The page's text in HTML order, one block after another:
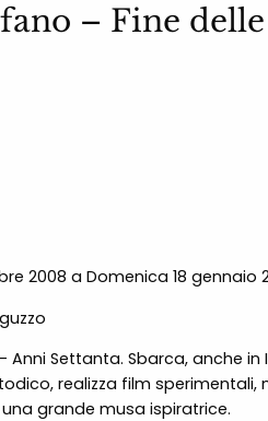
– Fine
2008 a Domenica 18 gennaio
Anni Settanta. Sbarca, anche
realizza film sperimentali,
grande musa ispiratrice.